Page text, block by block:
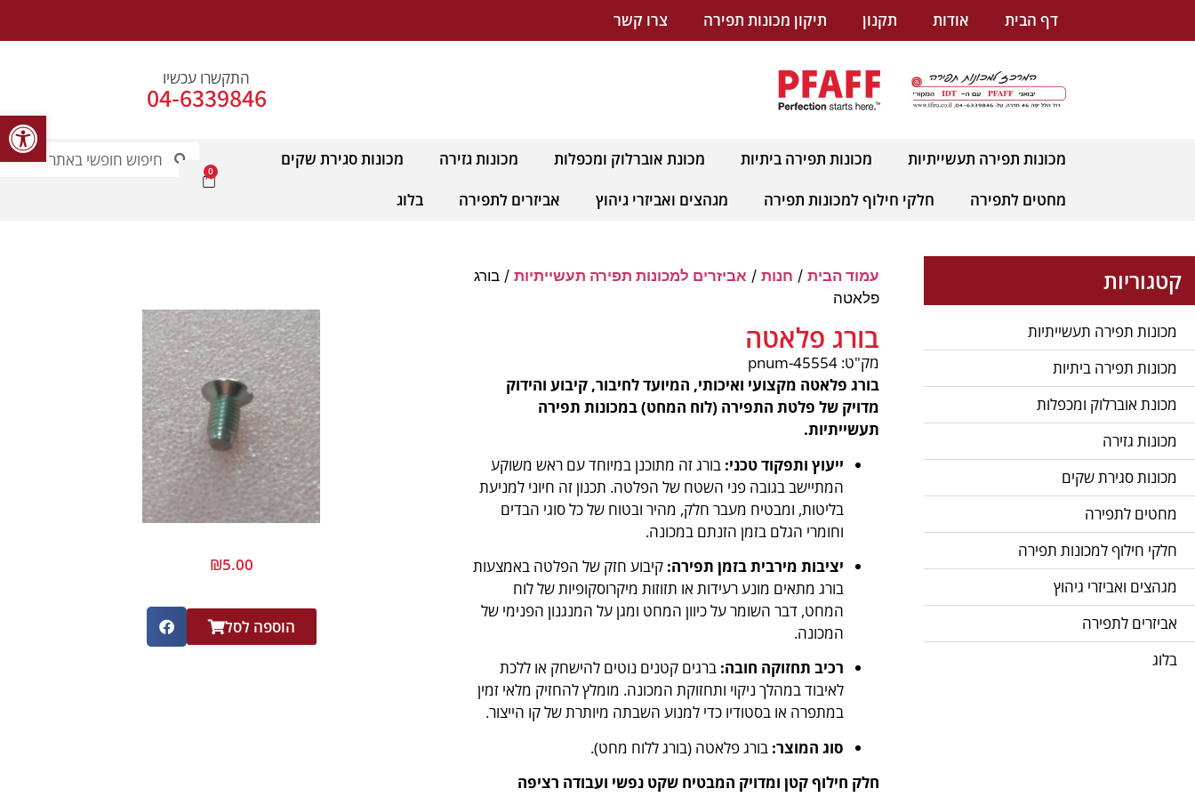
דף הבית אודות תקנון תיקון מכונות תפירה צרו קשר
התקשרו עכשיו
04-6339846
0
מכונות תפירה תעשייתיות מכונות תפירה ביתיות מכונת אוברלוק ומכפלות מכונות גזירה
מכונות סגירת שקים
מחטים לתפירה
חלקי חילוף למכונות תפירה מגהצים ואביזרי גיהוץ אביזרים לתפירה בלוג
קטגוריות
מכונות תפירה תעשייתיות
מכונות תפירה ביתיות
מכונת אוברלוק ומכפלות
מכונות גזירה
מכונות סגירת שקים
מחטים לתפירה
חלקי חילוף למכונות תפירה
מגהצים ואביזרי גיהוץ
אביזרים לתפירה
בלוג
עמוד הבית/ חנות/ אביזרים למכונות תפירה תעשייתיות/ בורג
פלאטה
בורג פלאטה
מק"ט: pnum-45554
בורג פלאטה מקצועי ואיכותי, המיועד לחיבור, קיבוע והידוק
מדויק של פלטת התפירה (לוח המחט) במכונות תפירה
תעשייתיות.
ייעוץ ותפקוד טכני: בורג זה מתוכנן במיוחד עם ראש משוקע
המתיישב בגובה פני השטח של הפלטה. תכנון זה חיוני למניעת
בליטות, ומבטיח מעבר חלק, מהיר ובטוח של כל סוגי הבדים
וחומרי הגלם בזמן הזנתם במכונה.
יציבות מירבית בזמן תפירה: קיבוע חזק של הפלטה באמצעות
בורג מתאים מונע רעידות או תזוזות מיקרוסקופיות של לוח
המחט, דבר השומר על כיוון המחט ומגן על המנגנון הפנימי של
המכונה.
רכיב תחזוקה חובה: ברגים קטנים נוטים להישחק או ללכת
לאיבוד במהלך ניקוי ותחזוקת המכונה. מומלץ להחזיק מלאי זמין
במתפרה או בסטודיו כדי למנוע השבתה מיותרת של קו הייצור.
סוג המוצר: בורג פלאטה (בורג ללוח מחט).
חלק חילוף קטן ומדויק המבטיח שקט נפשי ועבודה רציפה
₪5.00
הוספה לסל
פתח